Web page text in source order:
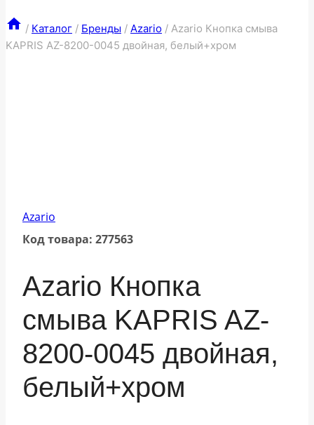
/ Каталог / Бренды / Azario / Azario Кнопка смыва
KAPRIS AZ-8200-0045 двойная, белый+хром
Azario
Код товара: 277563
Azario Кнопка
смыва KAPRIS AZ-
8200-0045 двойная,
белый+хром